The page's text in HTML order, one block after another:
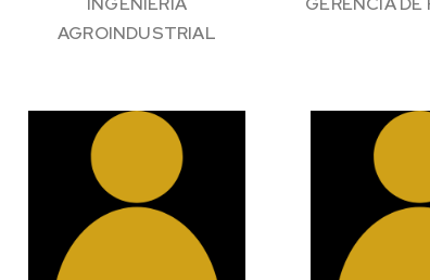
AGROINDUSTRIAL